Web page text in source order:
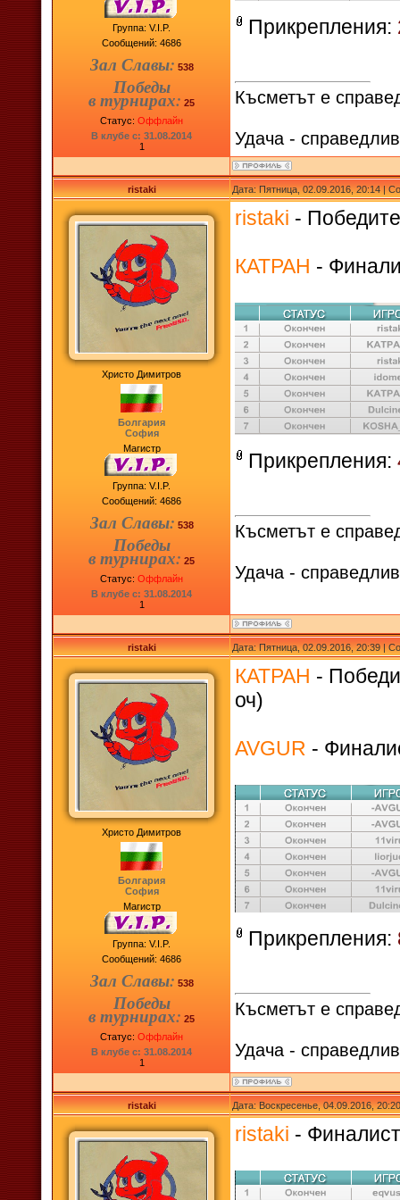
Группа: V.I.P.
Сообщений: 4686
Зал Славы: 538
Победы
в турнирах: 25
Статус: Оффлайн
В клубе с: 31.08.2014
1
Прикрепления:
Късметът е
Удача -
ristaki Дата: Пятница, 02.09.2016, 20:14 |
Христо Димитров
Болгария
София
Магистр
Группа: V.I.P.
Сообщений: 4686
Зал Славы: 538
Победы
в турнирах: 25
Статус: Оффлайн
В клубе с: 31.08.2014
1
ristaki -
КАТРАН -
Прикрепления:
Късметът е
Удача -
ristaki Дата: Пятница, 02.09.2016, 20:39 |
Христо Димитров
Болгария
София
Магистр
Группа: V.I.P.
Сообщений: 4686
Зал Славы: 538
Победы
в турнирах: 25
Статус: Оффлайн
В клубе с: 31.08.2014
1
КАТРАН -
оч)
AVGUR -
Прикрепления:
Късметът е
Удача -
ristaki Дата: Воскресенье, 04.09.2016,
ristaki -